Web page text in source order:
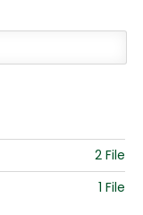
2 File
1 File